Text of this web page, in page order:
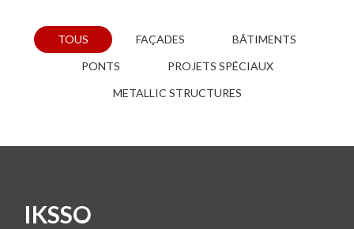
TOUS FAÇADES
BÂTIMENTS
PONTS
PROJETS SPÉCIAUX
METALLIC STRUCTURES
IKSSO